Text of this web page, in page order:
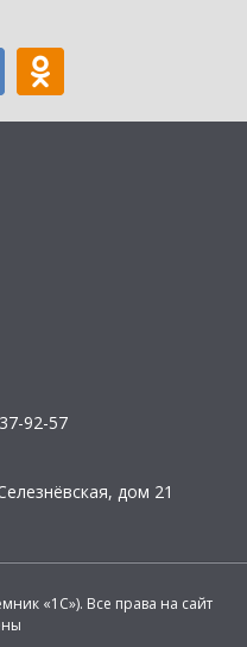
92-57
дом 21
«1С»). Все права на сайт